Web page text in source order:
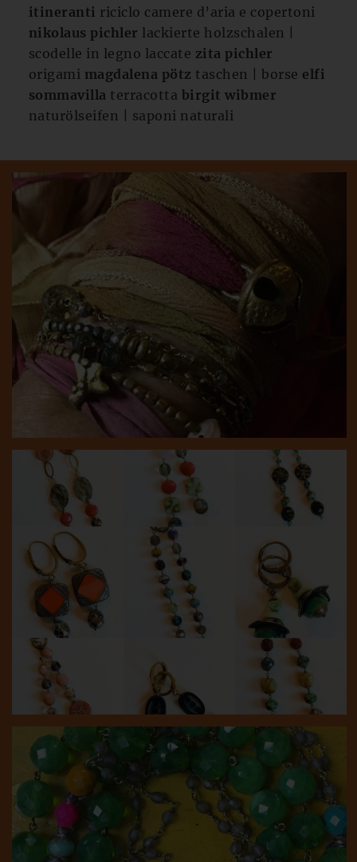
itineranti riciclo camere d’aria e copertoni
nikolaus pichler lackierte holzschalen |
scodelle in legno laccate zita pichler
origami magdalena pötz taschen | borse elfi
sommavilla terracotta birgit wibmer
naturölseifen | saponi naturali